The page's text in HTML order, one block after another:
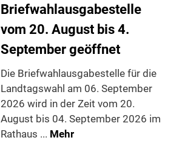
Briefwahlausgabestelle
vom 20. August bis 4.
September geöffnet
Die Briefwahlausgabestelle für die
Landtagswahl am 06. September
2026 wird in der Zeit vom 20.
August bis 04. September 2026 im
Rathaus ... Mehr